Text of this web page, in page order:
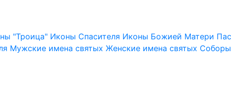
"Троица" Иконы Спасителя Иконы Божией Матери
Мужские имена святыхЖенские имена святых